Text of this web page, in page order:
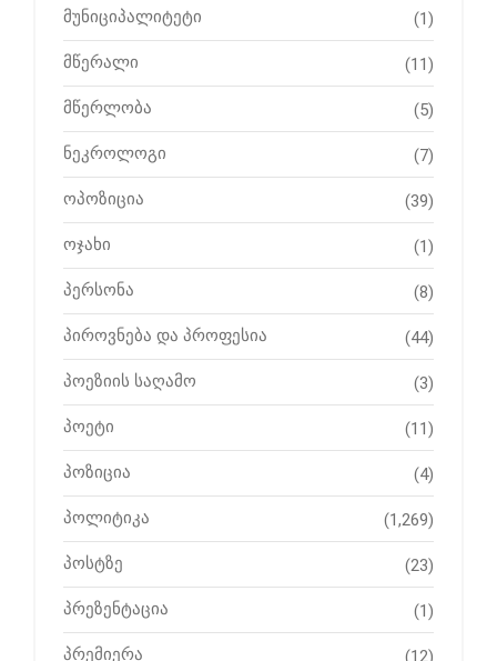
მუნიციპალიტეტი (1)
მწერალი (11)
მწერლობა (5)
ნეკროლოგი (7)
ოპოზიცია (39)
ოჯახი (1)
პერსონა (8)
პიროვნება და პროფესია (44)
პოეზიის საღამო (3)
პოეტი (11)
პოზიცია (4)
პოლიტიკა (1,269)
პოსტზე (23)
პრეზენტაცია (1)
პრემიერა (12)